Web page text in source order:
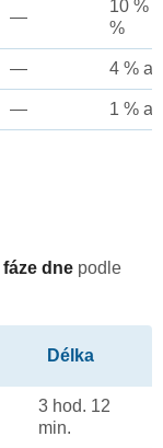
—
10 %
%
— 4 %
— 1 %
fáze dne podle
Délka
3 hod. 12
min.